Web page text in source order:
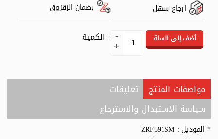
ارجاع سهل
بضمان الزقزوق
: الكمية أضف إلى السلة
مواصفات المنتج
تعليقات
سياسة الاستبدال والاسترجاع
* الموديل : ZRF591SM